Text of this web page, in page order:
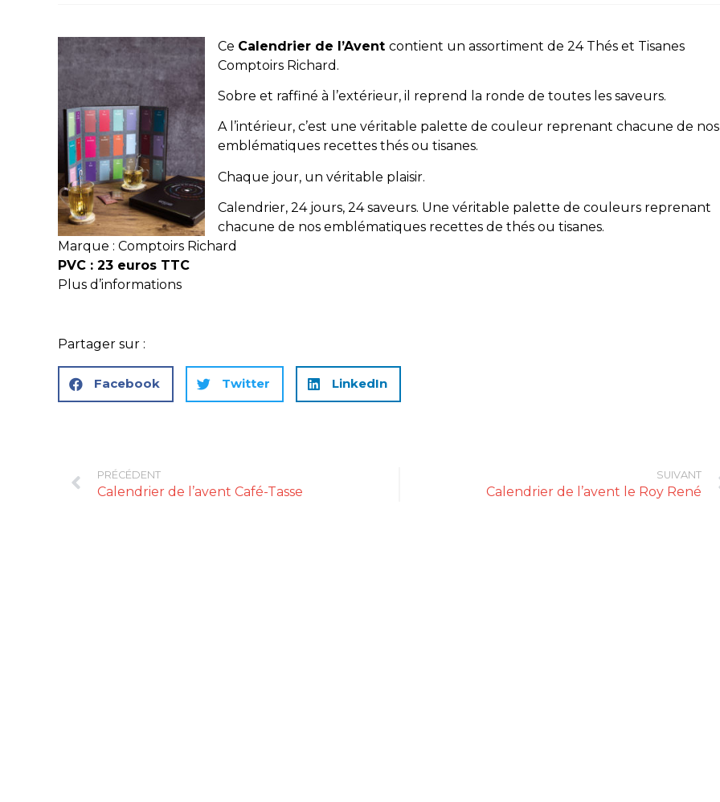
Ce Calendrier de l’Avent contient un assortiment de 24 Thés et Tisanes
Comptoirs Richard.
Sobre et raffiné à l’extérieur, il reprend la ronde de toutes les saveurs.
A l’intérieur, c’est une véritable palette de couleur reprenant chacune de nos
emblématiques recettes thés ou tisanes.
Chaque jour, un véritable plaisir.
Calendrier, 24 jours, 24 saveurs. Une véritable palette de couleurs reprenant
chacune de nos emblématiques recettes de thés ou tisanes.
Marque : Comptoirs Richard
PVC : 23 euros TTC
Plus d’informations
Partager sur :
Facebook Twitter LinkedIn
PRÉCÉDENT
Calendrier de l’avent Café-Tasse
SUIVANT
Calendrier de l’avent le Roy René